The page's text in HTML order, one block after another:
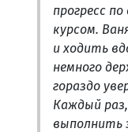
прогресс
курсом.
и ходить
немного
гораздо
Каждый
выполнить